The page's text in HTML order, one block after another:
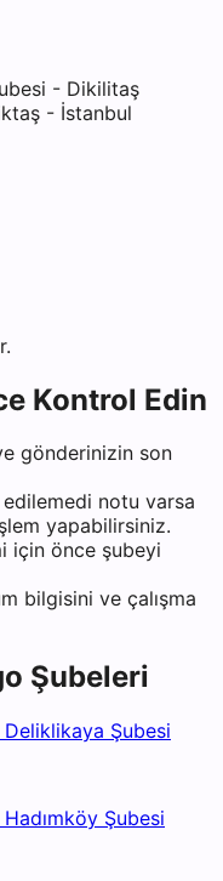
- Dikilitaş
- İstanbul
Kontrol Edin
gönderinizin son
notu varsa
yapabilirsiniz.
için önce şubeyi
bilgisini ve çalışma
Şubeleri
Şubesi
Şubesi